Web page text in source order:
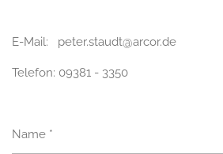
E-Mail: peter.staudt@arcor.de
Telefon: 09381 - 3350
Name *